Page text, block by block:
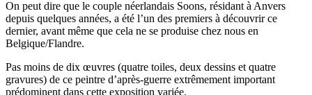
On peut dire que le couple néerlandais Soons, résidant à Anvers
depuis quelques années, a été l’un des premiers à découvrir ce
dernier, avant même que cela ne se produise chez nous en
Belgique/Flandre.
Pas moins de dix œuvres (quatre toiles, deux dessins et quatre
gravures) de ce peintre d’après-guerre extrêmement important
prédominent dans cette exposition variée.